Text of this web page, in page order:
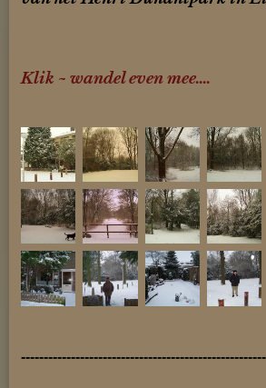
Klik ~ wandel even mee....